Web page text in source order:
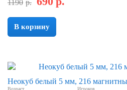
1190 р.
В корзину
Неокуб белый 5 мм, 216
Возраст
Игроков